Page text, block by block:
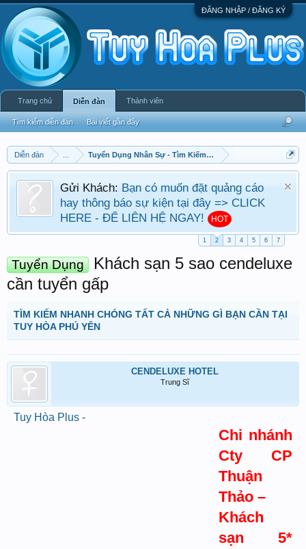
ĐĂNG NHẬP / ĐĂNG KÝ
Diễn đàn Tuyển Dụng Nhân Sự - Tìm Kiếm Việc Làm
Gửi Khách: Bạn có muốn đặt quảng cáo
hay thông báo sự kiện tại đây => CLICK
HERE - ĐỂ LIÊN HỆ NGAY!
HOT
1 2 3 4 5 6 7
Tuyển Dụng
Khách sạn 5 sao cendeluxe
cần tuyển gấp
TÌM KIẾM NHANH CHÓNG TẤT CẢ NHỮNG GÌ BẠN CẦN TẠI
TUY HÒA PHÚ YÊN
CENDELUXE HOTEL
Trung Sĩ
Tuy Hòa Plus -
Chi nhánh
Cty CP
Thuận
Thảo –
Khách
sạn 5*
Trang chủ Diễn đàn
Tìm kiếm diễn đàn Bài viết gần đây
Thành viên